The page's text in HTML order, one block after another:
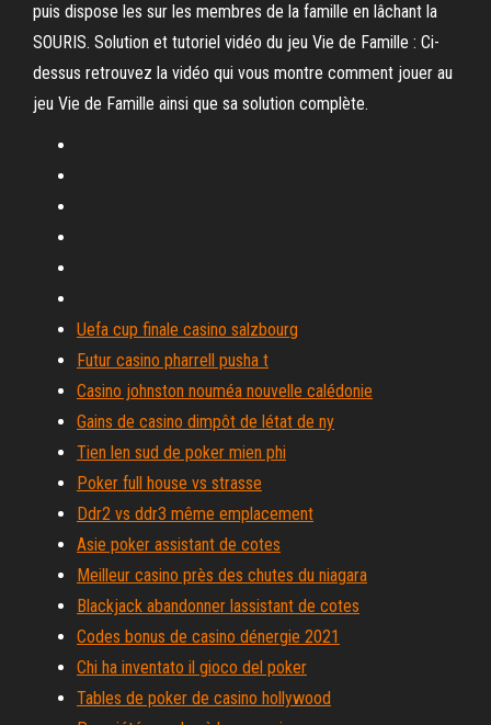
puis dispose les sur les membres de la famille en lâchant la
SOURIS. Solution et tutoriel vidéo du jeu Vie de Famille : Ci-
dessus retrouvez la vidéo qui vous montre comment jouer au
jeu Vie de Famille ainsi que sa solution complète.
Uefa cup finale casino salzbourg
Futur casino pharrell pusha t
Casino johnston nouméa nouvelle calédonie
Gains de casino dimpôt de létat de ny
Tien len sud de poker mien phi
Poker full house vs strasse
Ddr2 vs ddr3 même emplacement
Asie poker assistant de cotes
Meilleur casino près des chutes du niagara
Blackjack abandonner lassistant de cotes
Codes bonus de casino dénergie 2021
Chi ha inventato il gioco del poker
Tables de poker de casino hollywood